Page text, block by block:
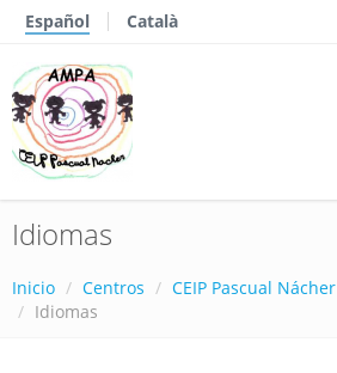
Español Català
Idiomas
Inicio Centros CEIP Pascual Nácher
Idiomas